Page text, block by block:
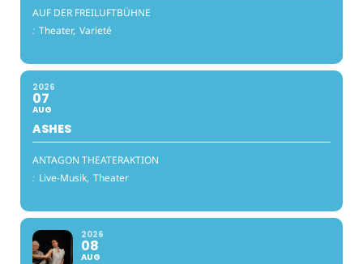
AUF DER FREILUFTBÜHNE
: Theater, Varieté
2026
07
AUG
ASHES
ANTAGON THEATERAKTION
: Live-Musik, Theater
2026
08
AUG